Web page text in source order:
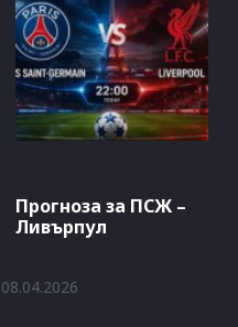
Прогноза за ПСЖ –
Ливърпул
08.04.2026